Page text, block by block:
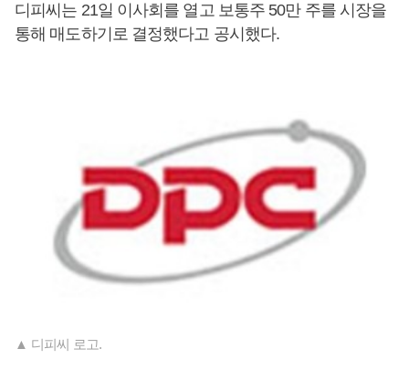
디피씨는 21일 이사회를 열고 보통주 50만 주를 시장을
통해 매도하기로 결정했다고 공시했다.
▲ 디피씨 로고.